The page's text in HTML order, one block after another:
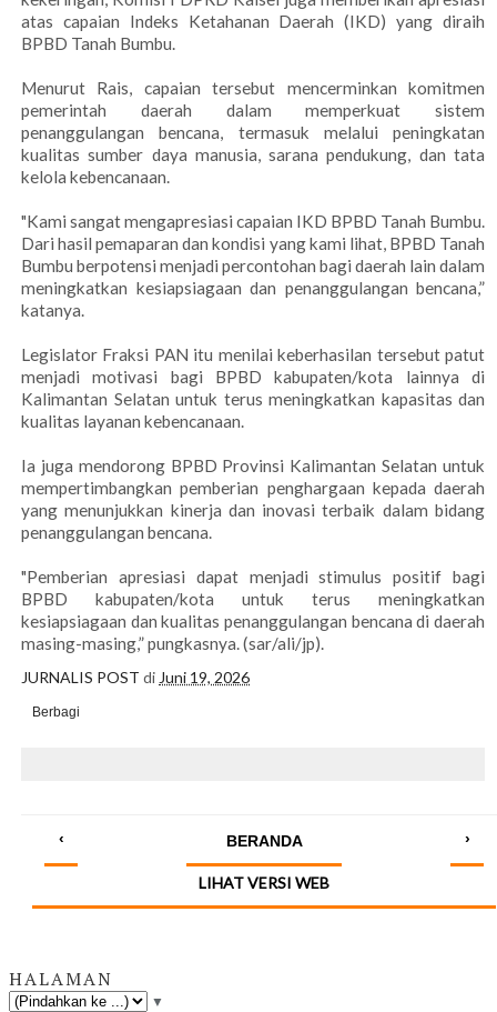
atas capaian Indeks Ketahanan Daerah (IKD) yang diraih
BPBD Tanah Bumbu.
Menurut Rais, capaian tersebut mencerminkan komitmen
pemerintah daerah dalam memperkuat sistem
penanggulangan bencana, termasuk melalui peningkatan
kualitas sumber daya manusia, sarana pendukung, dan tata
kelola kebencanaan.
"Kami sangat mengapresiasi capaian IKD BPBD Tanah Bumbu.
Dari hasil pemaparan dan kondisi yang kami lihat, BPBD Tanah
Bumbu berpotensi menjadi percontohan bagi daerah lain dalam
meningkatkan kesiapsiagaan dan penanggulangan bencana,”
katanya.
Legislator Fraksi PAN itu menilai keberhasilan tersebut patut
menjadi motivasi bagi BPBD kabupaten/kota lainnya di
Kalimantan Selatan untuk terus meningkatkan kapasitas dan
kualitas layanan kebencanaan.
Ia juga mendorong BPBD Provinsi Kalimantan Selatan untuk
mempertimbangkan pemberian penghargaan kepada daerah
yang menunjukkan kinerja dan inovasi terbaik dalam bidang
penanggulangan bencana.
"Pemberian apresiasi dapat menjadi stimulus positif bagi
BPBD kabupaten/kota untuk terus meningkatkan
kesiapsiagaan dan kualitas penanggulangan bencana di daerah
masing-masing,” pungkasnya. (sar/ali/jp).
JURNALIS POST di Juni 19, 2026
Berbagi
‹ ›
BERANDA
LIHAT VERSI WEB
HALAMAN
▼